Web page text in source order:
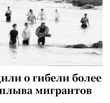
о гибели более
мигрантов